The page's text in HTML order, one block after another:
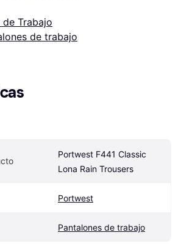
Trabajo
de trabajo
Portwest F441 Classic
Lona Rain Trousers
Portwest
Pantalones de trabajo